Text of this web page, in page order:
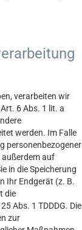
verarbeiten wir
6 Abs. 1 lit. a
werden. Im Falle
personenbezogener
auf
in die Speicherung
Ihr Endgerät (z. B.
die
Abs. 1 TDDDG. Die
zur